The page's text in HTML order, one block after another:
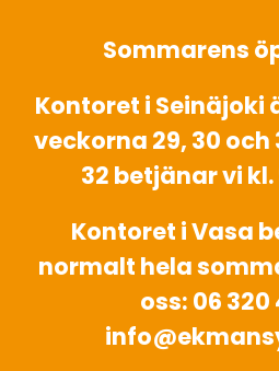
Sommarens
Kontoret i Seinäjoki
veckorna 29, 30 och
32 betjänar vi kl.
Kontoret i Vasa
normalt hela
oss: 06 320